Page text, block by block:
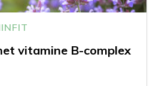
vitamine B-complex